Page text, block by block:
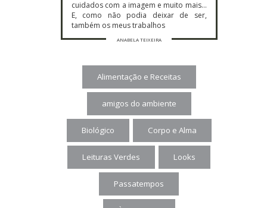
cuidados com a imagem e muito mais…
E, como não podia deixar de ser,
também os meus trabalhos
ANABELA TEIXEIRA
Alimentação e Receitas
amigos do ambiente
Biológico Corpo e Alma
Leituras Verdes Looks
Passatempos